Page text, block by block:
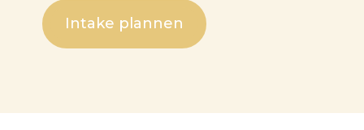
Intake plannen